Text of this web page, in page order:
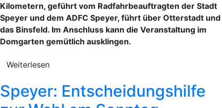
Kilometern, geführt vom Radfahrbeauftragten der Stadt
Speyer und dem ADFC Speyer, führt über Otterstadt und
das Binsfeld. Im Anschluss kann die Veranstaltung im
Domgarten gemütlich ausklingen.
Weiterlesen
Speyer: Entscheidungshilfe